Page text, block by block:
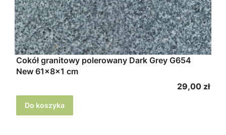
Cokół granitowy polerowany Dark Grey G654
New 61x8x1 cm
Cena
29,00 zł
Do koszyka